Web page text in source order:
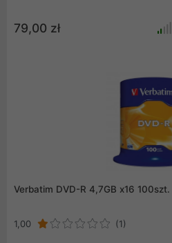
79,00 zł
Verbatim DVD-R 4,7GB x16 100szt.
1,00 (1)